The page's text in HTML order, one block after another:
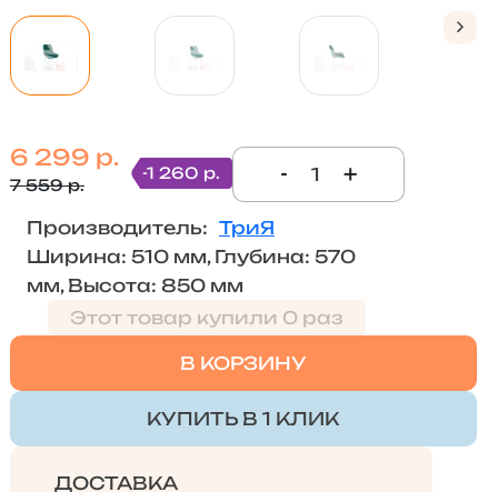
6 299 р.
7 559 р.
-1 260 р. - +
Производитель: ТриЯ
Ширина: 510 мм, Глубина: 570
мм, Высота: 850 мм
Этот товар купили 0 раз
В КОРЗИНУ
КУПИТЬ В 1 КЛИК
ДОСТАВКА